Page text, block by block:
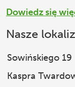
Dowiedz się
Nasze
Sowińskiego 19
Kaspra